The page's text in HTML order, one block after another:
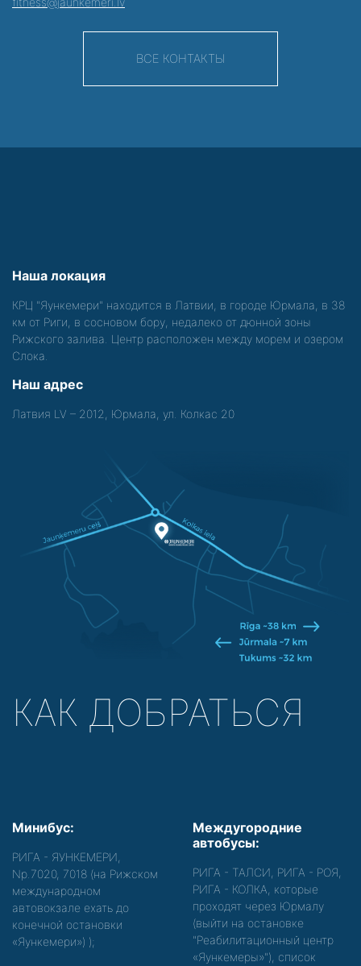
ВСЕ КОНТАКТЫ
Наша локация
КРЦ "Яункемери" находится в Латвии, в городе Юрмала, в 38
км от Риги, в сосновом бору, недалеко от дюнной зоны
Рижского залива. Центр расположен между морем и озером
Слока.
Наш адрес
Латвия LV – 2012, Юрмала, ул. Колкас 20
КАК ДОБРАТЬСЯ
Минибус:
РИГА - ЯУНКЕМЕРИ,
Nр.7020, 7018 (на Рижском
международном
автовокзале ехать до
конечной остановки
«Яункемери») );
Междугородние
автобусы:
РИГА - ТАЛСИ, РИГА - РОЯ,
РИГА - КОЛКА, которые
проходят через Юрмалу
(выйти на остановке
"Реабилитационный центр
«Яункемеры»"), список